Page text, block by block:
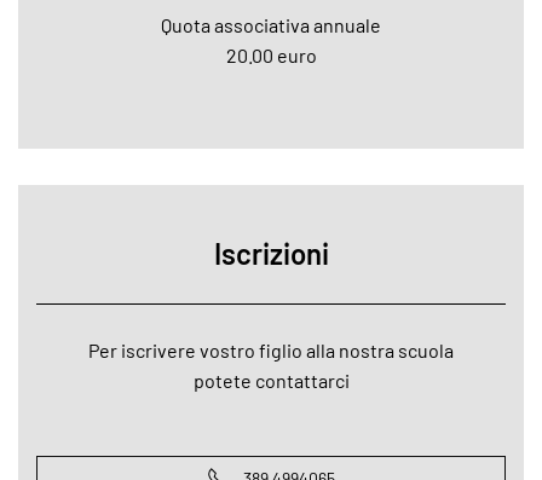
Quota associativa annuale
20.00 euro
Iscrizioni
Per iscrivere vostro figlio alla nostra scuola
potete contattarci